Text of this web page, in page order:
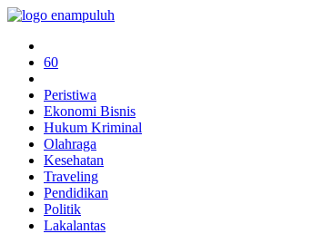
60
Peristiwa
Ekonomi Bisnis
Hukum Kriminal
Olahraga
Kesehatan
Traveling
Pendidikan
Politik
Lakalantas